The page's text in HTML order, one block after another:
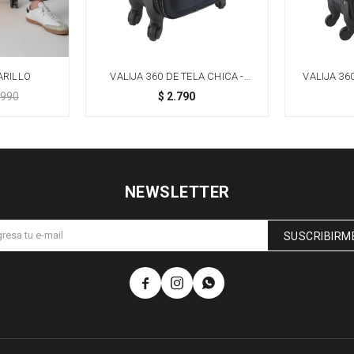
VALIJA 360 DE TELA CHICA -
NEGRO
$ 2.790
VALIJA
NEWSLETTER
  